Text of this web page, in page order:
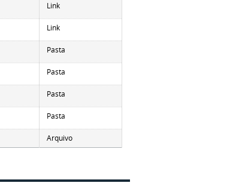
Link
Link
Pasta
Pasta
Pasta
Pasta
Arquivo